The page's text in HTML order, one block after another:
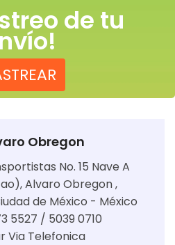
de tu
Obregon
No. 15 Nave A
Alvaro Obregon ,
de México - México
5527 / 5039 0710
Via Telefonica